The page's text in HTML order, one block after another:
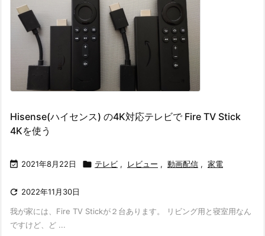
Hisense(ハイセンス) の4K対応テレビで Fire TV Stick
4Kを使う
 2021年8月22日  テレビ , レビュー , 動画配信 , 家電
 2022年11月30日
我が家には、Fire TV Stickが２台あります。 リビング用と寝室用なん
ですけど、ど ...